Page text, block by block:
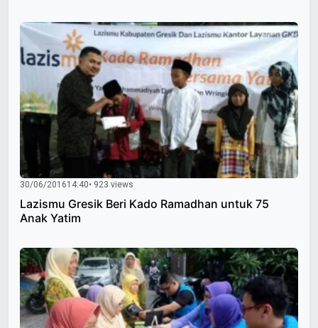
30/06/201614:40• 923 views
Lazismu Gresik Beri Kado Ramadhan untuk 75
Anak Yatim